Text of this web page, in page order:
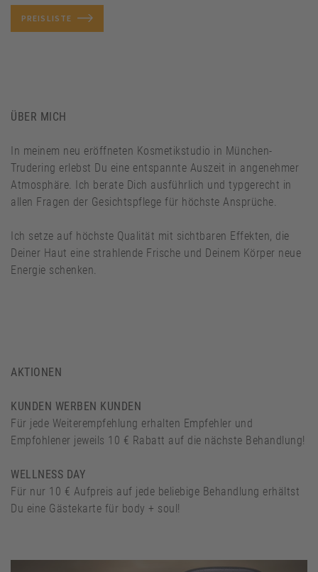
PREISLISTE
ÜBER MICH
In meinem neu eröffneten Kosmetikstudio in München-
Trudering erlebst Du eine entspannte Auszeit in angenehmer
Atmosphäre. Ich berate Dich ausführlich und typgerecht in
allen Fragen der Gesichtspflege für höchste Ansprüche.
Ich setze auf höchste Qualität mit sichtbaren Effekten, die
Deiner Haut eine strahlende Frische und Deinem Körper neue
Energie schenken.
AKTIONEN
KUNDEN WERBEN KUNDEN
Für jede Weiterempfehlung erhalten Empfehler und
Empfohlener jeweils 10 € Rabatt auf die nächste Behandlung!
WELLNESS DAY
Für nur 10 € Aufpreis auf jede beliebige Behandlung erhältst
Du eine Gästekarte für body + soul!